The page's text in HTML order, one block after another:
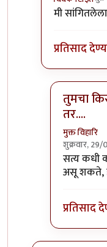
In reply to
मी
प्रतिसाद
तुमचा
तर....
मुक्त विहारि
शुक्रवार,
In reply
सत्य कधी
असू शकते,
प्रतिसाद